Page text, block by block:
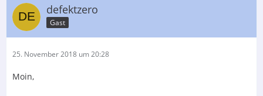
defektzero
Gast
25. November 2018 um 20:28
Moin,